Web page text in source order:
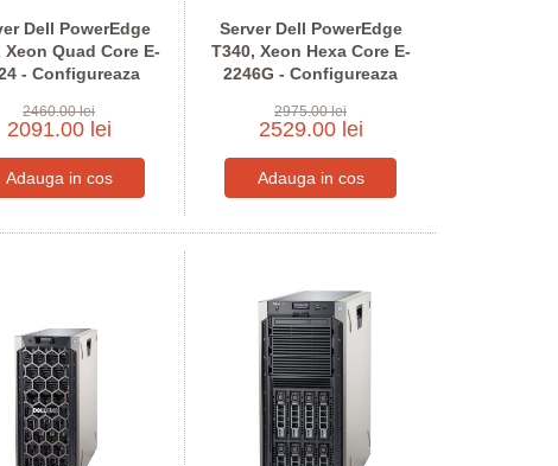
Dell PowerEdge
Xeon Quad Core E-
- Configureaza
2460.00 lei
2091.00 lei
Server Dell PowerEdge
T340, Xeon Hexa Core E-
2246G - Configureaza
2975.00 lei
2529.00 lei